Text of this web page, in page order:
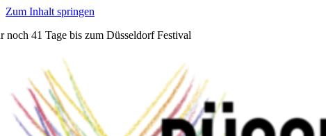
Zum Inhalt springen
noch41 Tagebis zum Düsseldorf Festival